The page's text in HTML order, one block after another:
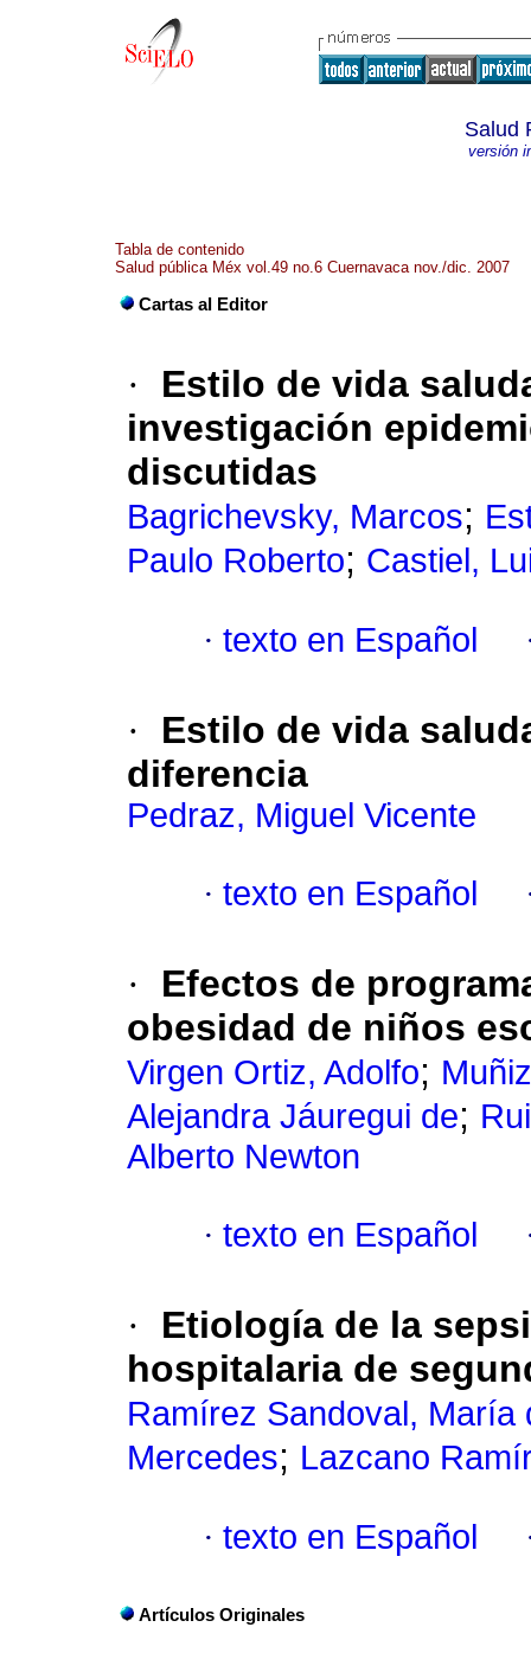
Salud
versión
Tabla de contenido
Salud pública Méx vol.49 no.6 Cuernavaca nov./dic. 2007
Cartas al Editor
·
Estilo de vida
investigación
discutidas
Bagrichevsky, Marcos;
Paulo Roberto; Castiel,
· texto en Español
·
Estilo de vida
diferencia
Pedraz, Miguel Vicente
· texto en Español
·
Efectos de
obesidad de niños
Virgen Ortiz, Adolfo;
Alejandra Jáuregui de;
Alberto Newton
· texto en Español
·
Etiología de la
hospitalaria de
Ramírez Sandoval, María
Mercedes; Lazcano
· texto en Español
Artículos Originales